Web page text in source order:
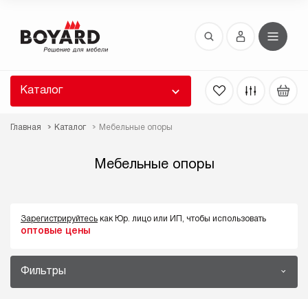
Каталог
Главная Каталог Мебельные опоры
Мебельные опоры
Зарегистрируйтесь как Юр. лицо или ИП, чтобы использовать
оптовые цены
Фильтры
Восстановление пароля
высланы вам по E-Mail.
ссылку для восстановления